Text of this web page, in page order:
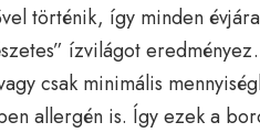
történik, így minden
ízvilágot eredményez.
csak minimális
allergén is. Így ezek a